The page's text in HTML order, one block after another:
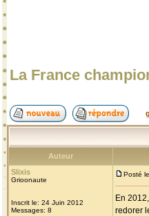
La France
Auteur
Slixis
Grioonaute
Inscrit le: 24 Juin 2012
Messages: 8
Posté
En
redorer